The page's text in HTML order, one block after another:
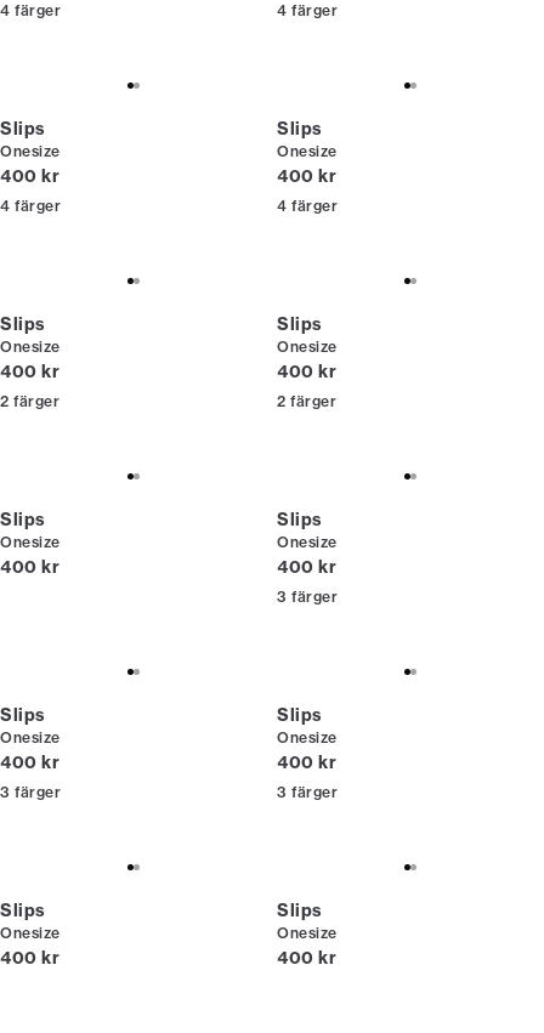
4 färger 4 färger
Slips
Onesize
Nuvarande pris
400 kr
4 färger
Slips
Onesize
Nuvarande pris
400 kr
4 färger
Slips
Onesize
Nuvarande pris
400 kr
2 färger
Slips
Onesize
Nuvarande pris
400 kr
2 färger
Slips
Onesize
Nuvarande pris
400 kr
Slips
Onesize
Nuvarande pris
400 kr
3 färger
Slips
Onesize
Nuvarande pris
400 kr
3 färger
Slips
Onesize
Nuvarande pris
400 kr
3 färger
Slips
Onesize
Nuvarande pris
400 kr
Slips
Onesize
Nuvarande pris
400 kr